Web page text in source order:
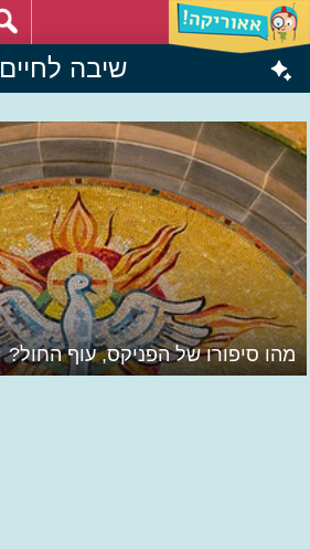
שיבה לחיים
מהו סיפורו של הפניקס, עוף החול?